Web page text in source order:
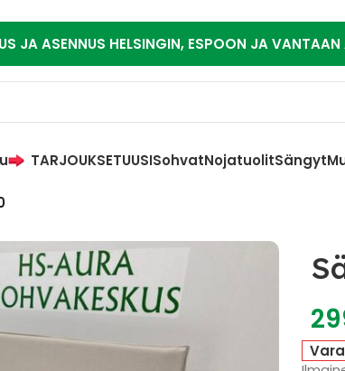
JA ASENNUS HELSINGIN, ESPOON JA VANTAAN
TARJOUKSETUUSISohvatNojatuolitSängyt